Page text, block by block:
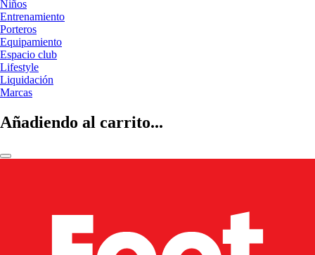
Niños
Entrenamiento
Porteros
Equipamiento
Espacio club
Lifestyle
Liquidación
Marcas
Añadiendo al carrito...